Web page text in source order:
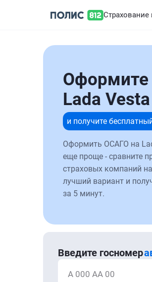
Страхование
Lada
и получите
Оформить ОСАГО на
еще проще - сравните
страховых компаний
лучший вариант и
за 5 минут.
Введите госномер
А 000 АА 00